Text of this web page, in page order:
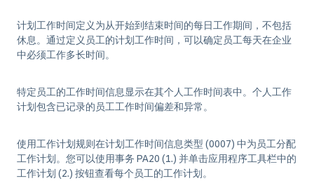
计划工作时间定义为从开始到结束时间的每日工作期间，不包括
休息。通过定义员工的计划工作时间，可以确定员工每天在企业
中必须工作多长时间。
特定员工的工作时间信息显示在其个人工作时间表中。个人工作
计划包含已记录的员工工作时间偏差和异常。
使用工作计划规则在计划工作时间信息类型 (0007) 中为员工分配
工作计划。您可以使用事务 PA20 (1.) 并单击应用程序工具栏中的
工作计划 (2.) 按钮查看每个员工的工作计划。